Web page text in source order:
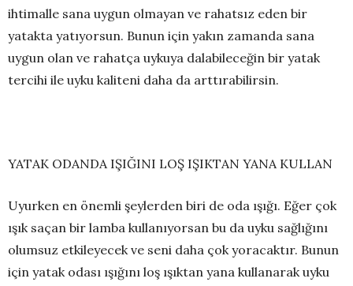
ihtimalle sana uygun olmayan ve rahatsız eden bir
yatakta yatıyorsun. Bunun için yakın zamanda sana
uygun olan ve rahatça uykuya dalabileceğin bir yatak
tercihi ile uyku kaliteni daha da arttırabilirsin.
YATAK ODANDA IŞIĞINI LOŞ IŞIKTAN YANA KULLAN
Uyurken en önemli şeylerden biri de oda ışığı. Eğer çok
ışık saçan bir lamba kullanıyorsan bu da uyku sağlığını
olumsuz etkileyecek ve seni daha çok yoracaktır. Bunun
için yatak odası ışığını loş ışıktan yana kullanarak uyku